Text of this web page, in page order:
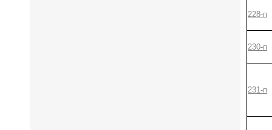
228-п
230-п
231-п